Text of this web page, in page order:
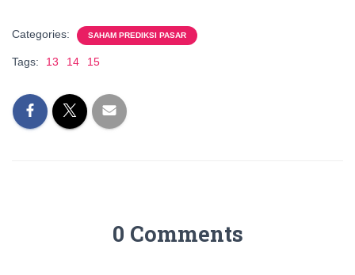
Categories: SAHAM PREDIKSI PASAR
Tags: 13 14 15
0 Comments